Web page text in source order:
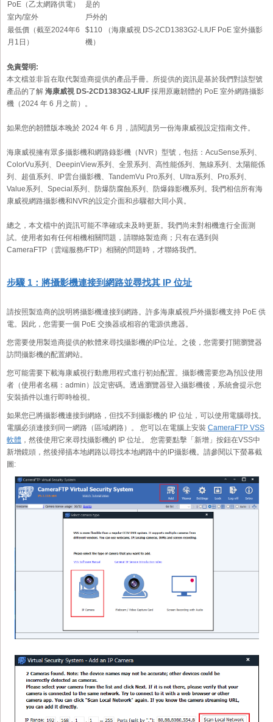
PoE（乙太網路供電）
是的
室內/室外
戶外的
最低價（截至2024年6
月1日）
$110 （海康威視 DS-2CD1383G2-LIUF PoE 室外攝影
機）
免責聲明:
本文檔並非旨在取代製造商提供的產品手冊。所提供的資訊是基於我們對該型號
產品的了解 海康威視 DS-2CD1383G2-LIUF 採用原廠韌體的 PoE 室外網路攝影
機（2024 年 6 月之前）。
如果您的韌體版本晚於 2024 年 6 月，請閱讀另一份海康威視設定指南文件。
海康威視擁有眾多攝影機和網路錄影機（NVR）型號，包括：AcuSense系列、
ColorVu系列、DeepinView系列、全景系列、高性能係列、無線系列、太陽能係
列、超值系列、IP雲台攝影機、TandemVu Pro系列、Ultra系列、Pro系列、
Value系列、Special系列、防爆防腐蝕系列、防爆錄影機系列。我們相信所有海
康威視網路攝影機和NVR的設定介面和步驟都大同小異。
總之，本文檔中的資訊可能不準確或未及時更新。我們尚未對相機進行全面測
試。使用者如有任何相機相關問題，請聯絡製造商；只有在遇到與
CameraFTP（雲端服務/FTP）相關的問題時，才聯絡我們。
步驟 1：將攝影機連接到網路並尋找其 IP 位址
請按照製造商的說明將攝影機連接到網路。許多海康威視戶外攝影機支持 PoE 供
電。因此，您需要一個 PoE 交換器或相容的電源供應器。
您需要使用製造商提供的軟體來尋找攝影機的IP位址。之後，您需要打開瀏覽器
訪問攝影機的配置網站。
您可能需要下載海康威視行動應用程式進行初始配置。攝影機需要您為預設使用
者（使用者名稱：admin）設定密碼。透過瀏覽器登入攝影機後，系統會提示您
安裝插件以進行即時檢視。
如果您已將攝影機連接到網絡，但找不到攝影機的 IP 位址，可以使用電腦尋找。
電腦必須連接到同一網路（區域網路）。 您可以在電腦上安裝 CameraFTP VSS
軟體 ，然後使用它來尋找攝影機的 IP 位址。 您需要點擊「新增」按鈕在VSS中
新增鏡頭，然後掃描本地網路以尋找本地網路中的IP攝影機。請參閱以下螢幕截
圖: